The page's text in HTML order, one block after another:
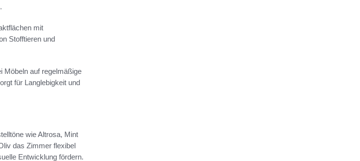
mit
Stofftieren und
Möbeln auf regelmäßige
für Langlebigkeit und
wie Altrosa, Mint
das Zimmer flexibel
Entwicklung fördern.